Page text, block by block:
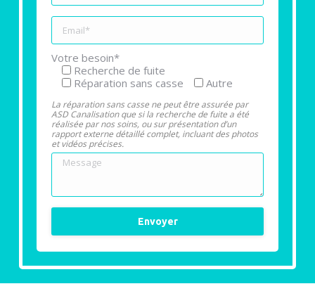
Votre besoin*
Recherche de fuite
Réparation sans casse
Autre
La réparation sans casse ne peut être assurée par
ASD Canalisation que si la recherche de fuite a été
réalisée par nos soins, ou sur présentation d’un
rapport externe détaillé complet, incluant des photos
et vidéos précises.